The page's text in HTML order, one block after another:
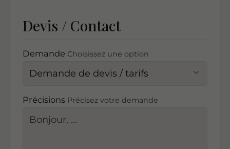
Devis / Contact
Demande Choisissez une option
Précisions Précisez votre demande